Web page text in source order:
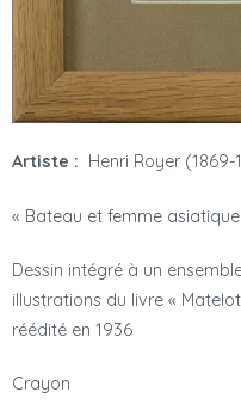
Artiste : Henri Royer (1869-
« Bateau et femme asiatique
Dessin intégré à un
illustrations du livre «
réédité en 1936
Crayon